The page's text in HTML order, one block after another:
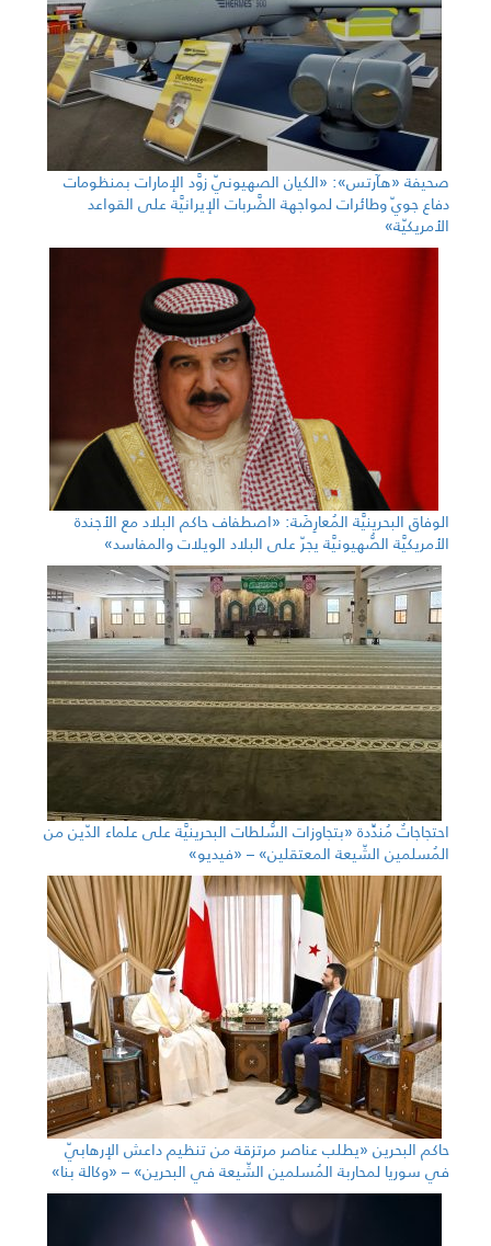
صحيفة «هآرتس»: «الكيان الصهيونيّ زوَّد الإمارات بمنظومات
دفاع جويّ وطائرات لمواجهة الضَّربات الإيرانيَّة على القواعد
الأمريكيّة»
الوفاق البحرينيَّة المُعارِضَة: «اصطفاف حاكم البلاد مع الأجندة
الأمريكيَّة الصُّهيونيَّة يجرّ على البلاد الويلات والمفاسد»
احتجاجاتٌ مُندِّدة «بتجاوزات السُّلطات البحرينيَّة على علماء الدّين من
المُسلمين الشّيعة المعتقلين» – «فيديو»
حاكم البحرين «يطلب عناصر مرتزقة من تنظيم داعش الإرهابيّ
في سوريا لمحاربة المُسلمين الشّيعة في البحرين» – «وكالة بنا»